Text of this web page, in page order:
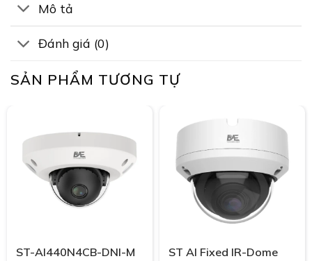
Mô tả
Đánh giá (0)
SẢN PHẨM TƯƠNG TỰ
ST-AI440N4CB-DNI-M
ST AI Fixed IR-Dome